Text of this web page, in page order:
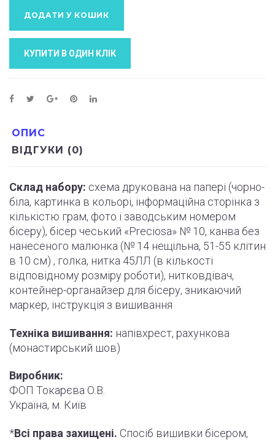
ДОДАТИ У КОШИК
КУПИТИ В ОДИН КЛIК
ОПИС
ВІДГУКИ (0)
Склад набору: схема друкована на папері (чорно-
біла, картинка в кольорі, інформаційна сторінка з
кількістю грам, фото і заводським номером
бісеру), бісер чеський «Preciosa» № 10, канва без
нанесеного малюнка (№ 14 нещільна, 51-55 клітин
в 10 см) , голка, нитка 45ЛЛ (в кількості
відповідному розміру роботи), нитковдівач,
контейнер-органайзер для бісеру, зникаючий
маркер, інструкція з вишивання
Техніка вишивання: напівхрест, рахункова
(монастирський шов)
Виробник:
ФОП Токарєва О.В.
Україна, м. Київ
*Всі права захищені. Спосіб вишивки бісером,